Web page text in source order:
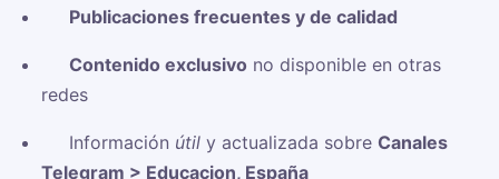
Publicaciones frecuentes y de calidad
Contenido exclusivo no disponible en otras
redes
✅ Información útily actualizada sobre Canales
Telegram > Educacion, España